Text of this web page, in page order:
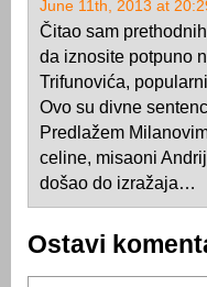
June 11th, 2013 at
Čitao sam
da iznosite potpuno
Trifunovića,
Ovo su divne
Predlažem
celine, misaoni
došao do izražaja…
Ostavi